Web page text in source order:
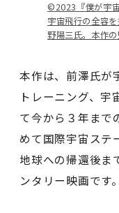
©️2023『僕が宇
宇宙⾶⾏の全容
野陽三氏。本作
本作は、前澤氏が
トレーニング、宇
て今から３年まで
めて国際宇宙ステ
地球への帰還後ま
ンタリー映画です。